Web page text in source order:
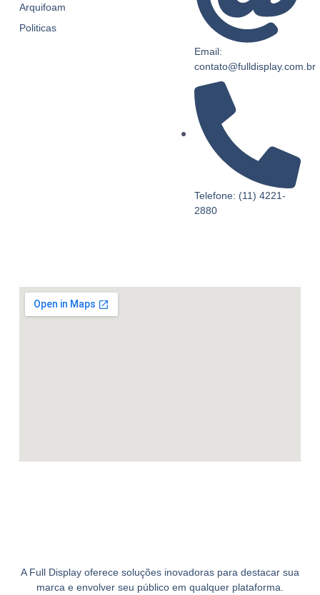
A Full Display oferece soluções inovadoras para destacar sua
marca e envolver seu público em qualquer plataforma.
Arquifoam
Politicas
Email:
contato@fulldisplay.com.br
Telefone: (11) 4221-
2880